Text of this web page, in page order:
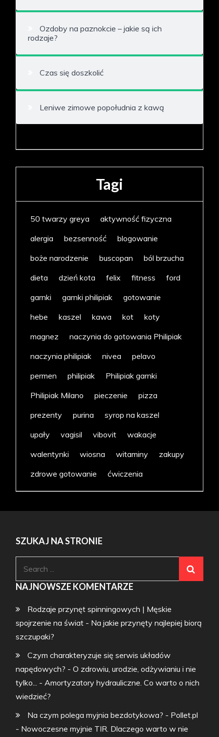
Ozdoby na paznokcie – jakie są ich
rodzaje?
Czas się doszkolić
Leniwe zimowe popołudnia z kawą
Tagi
50 twarzy greya
aktywność fizyczna
alergia
bezsenność
blogowanie
boże narodzenie
buscopan
ból brzucha
dieta
dzień kota felix fitness
ford
garnki
garnki philipiak
gotowanie
hebe
kaszel kawa kot
koty
magnez
naczynia do gotowania Philipiak
naczynia philipiak
nivea
pelavo
permen
philipiak
Philipiak garnki
Philipiak Milano
pieczenie
pizza
prezenty
purina
syrop na kaszel
upały
vagisil vibovit
wakacje
walentynki
wiosna witaminy
zakupy
zdrowe gotowanie
ćwiczenia
SZUKAJ NA STRONIE
NAJNOWSZE KOMENTARZE
Rodzaje przynęt spinningowych | Męskie
spojrzenie na świat - Na jakie przynęty najlepiej biorą
szczupaki?
Czym charakteryzuje się serwis układów
napędowych? - O zdrowiu, urodzie, odżywianiu i nie
tylko... -Amortyzatory hydrauliczne. Co warto o nich
wiedzieć?
Na czym polega myjnia bezdotykowa? - Pollet.pl
- Nowoczesne myjnie TIR. Dlaczego warto w nie